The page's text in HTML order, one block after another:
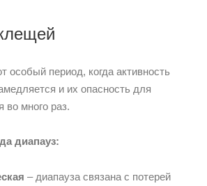
особый период, когда активность
и их опасность для
во много раз.
диапауз:
– диапауза связана с потерей